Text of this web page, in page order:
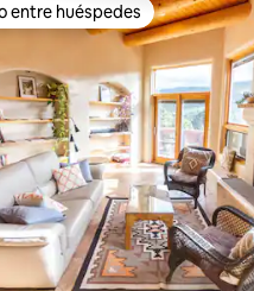
huéspedes preferido
entre huéspedes